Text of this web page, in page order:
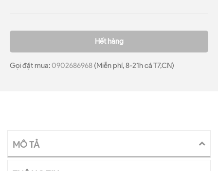
Hết hàng
Gọi đặt mua:0902686968 (Miễn phí, 8-21h cả T7,CN)
MÔ TẢ